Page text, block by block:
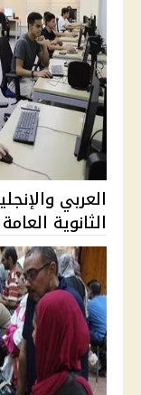
العربي
الثانوية العامة 2026 وتأثيرهما ع...